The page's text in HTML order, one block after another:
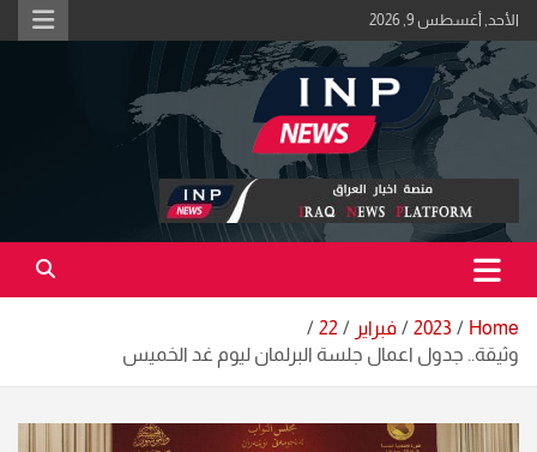
Skip
to
content
الأحد, أغسطس 9, 2026
منصة اخبار العراق
اكبر منصة خبرية في العراق | #الحقيقة_اولاً
Home
2023 فبراير
22
وثيقة.. جدول اعمال جلسة البرلمان ليوم غد الخميس